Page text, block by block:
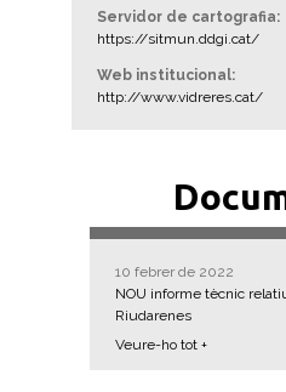
Servidor de cartografia:
https://sitmun.ddgi.cat/
Web institucional:
http://www.vidreres.cat/
10 febrer de 2022
NOU informe tècnic
Riudarenes
Veure-ho tot +